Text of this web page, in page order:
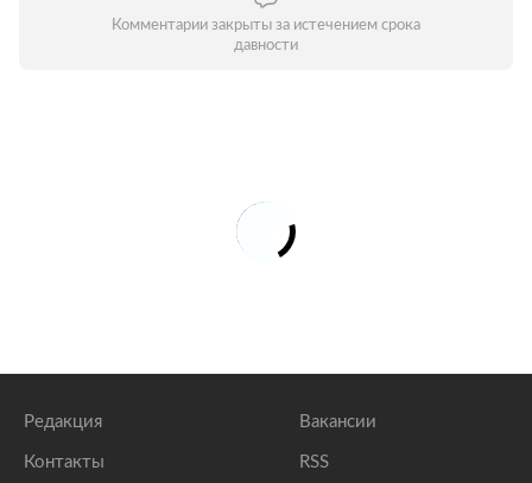
Комментарии закрыты за истечением срока
давности
Редакция
Контакты
Вакансии
RSS